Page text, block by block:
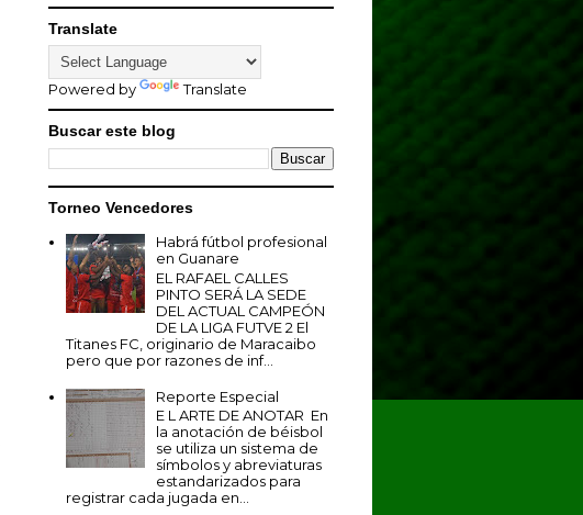
Translate
Powered by Translate
Buscar este blog
Torneo Vencedores
Habrá fútbol profesional
en Guanare
EL RAFAEL CALLES
PINTO SERÁ LA SEDE
DEL ACTUAL CAMPEÓN
DE LA LIGA FUTVE 2 El
Titanes FC, originario de Maracaibo
pero que por razones de inf...
Reporte Especial
E L ARTE DE ANOTAR En
la anotación de béisbol
se utiliza un sistema de
símbolos y abreviaturas
estandarizados para
registrar cada jugada en...